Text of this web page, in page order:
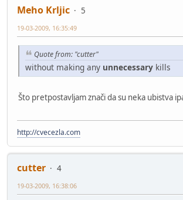
Meho Krljic
5
19-03-2009, 16:35:49
Quote from: "cutter"
without making any unnecessary kills
Što pretpostavljam znači da su neka ubistva
http://cvecezla.com
cutter
4
19-03-2009, 16:38:06